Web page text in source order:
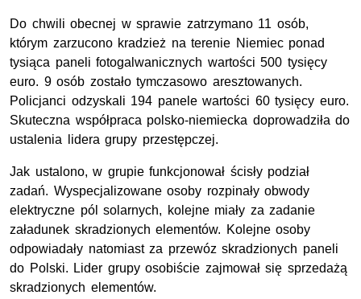
Do chwili obecnej w sprawie zatrzymano 11 osób,
którym zarzucono kradzież na terenie Niemiec ponad
tysiąca paneli fotogalwanicznych wartości 500 tysięcy
euro. 9 osób zostało tymczasowo aresztowanych.
Policjanci odzyskali 194 panele wartości 60 tysięcy euro.
Skuteczna współpraca polsko-niemiecka doprowadziła do
ustalenia lidera grupy przestępczej.
Jak ustalono, w grupie funkcjonował ścisły podział
zadań. Wyspecjalizowane osoby rozpinały obwody
elektryczne pól solarnych, kolejne miały za zadanie
załadunek skradzionych elementów. Kolejne osoby
odpowiadały natomiast za przewóz skradzionych paneli
do Polski. Lider grupy osobiście zajmował się sprzedażą
skradzionych elementów.